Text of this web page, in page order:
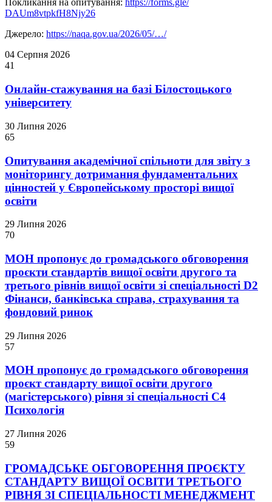
Покликання на опитування: https://forms.gle/
DAUm8vtpkfH8Njy26
Джерело: https://naqa.gov.ua/2026/05/…/
04 Серпня 2026
41
Онлайн-стажування на базі Білостоцького
університету
30 Липня 2026
65
Опитування академічної спільноти для звіту з
моніторингу дотримання фундаментальних
цінностей у Європейському просторі вищої
освіти
29 Липня 2026
70
МОН пропонує до громадського обговорення
проєкти стандартів вищої освіти другого та
третього рівнів вищої освіти зі спеціальності D2
Фінанси, банківська справа, страхування та
фондовий ринок
29 Липня 2026
57
МОН пропонує до громадського обговорення
проєкт стандарту вищої освіти другого
(магістерського) рівня зі спеціальності С4
Психологія
27 Липня 2026
59
ГРОМАДСЬКЕ ОБГОВОРЕННЯ ПРОЄКТУ
СТАНДАРТУ ВИЩОЇ ОСВІТИ ТРЕТЬОГО
РІВНЯ ЗІ СПЕЦІАЛЬНОСТІ МЕНЕДЖМЕНТ